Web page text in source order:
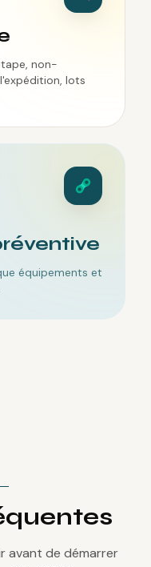
non-
lots
équipements et
avant de démarrer